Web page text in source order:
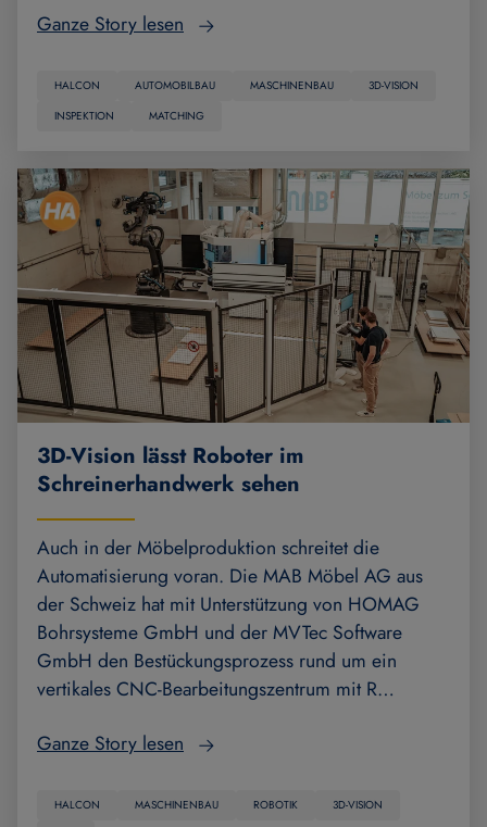
Ganze Story lesen
HALCON AUTOMOBILBAU MASCHINENBAU
3D-VISION
INSPEKTION
MATCHING
3D-Vision lässt Roboter im
Schreinerhandwerk sehen
Auch in der Möbelproduktion schreitet die
Automatisierung voran. Die MAB Möbel AG aus
der Schweiz hat mit Unterstützung von HOMAG
Bohrsysteme GmbH und der MVTec Software
GmbH den Bestückungsprozess rund um ein
vertikales CNC-Bearbeitungszentrum mit R…
Ganze Story lesen
HALCON MASCHINENBAU ROBOTIK 3D-VISION